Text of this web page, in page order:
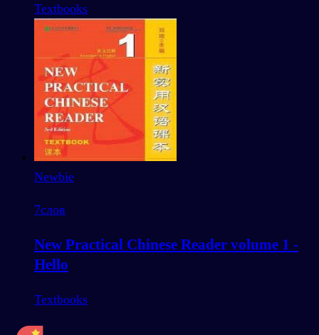
Textbooks
Newbie
7слов
New Practical Chinese Reader volume 1 -
Hello
Textbooks